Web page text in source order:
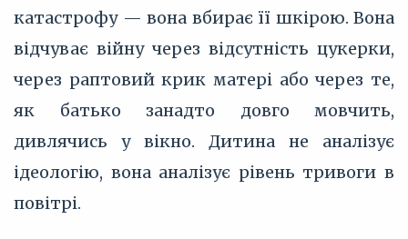
катастрофу — вона вбирає її шкірою. Вона
відчуває війну через відсутність цукерки,
через раптовий крик матері або через те,
як батько занадто довго мовчить,
дивлячись у вікно. Дитина не аналізує
ідеологію, вона аналізує рівень тривоги в
повітрі.